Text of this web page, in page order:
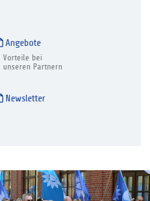
Angebote
Vorteile bei
unseren Partnern
Newsletter